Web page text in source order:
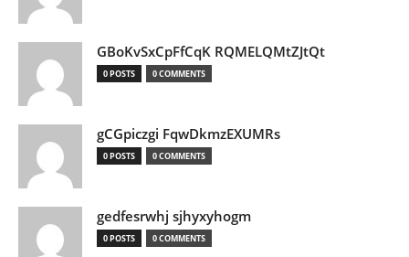
GBoKvSxCpFfCqK RQMELQMtZJtQt
0 POSTS 0 COMMENTS
gCGpiczgi FqwDkmzEXUMRs
0 POSTS 0 COMMENTS
gedfesrwhj sjhyxyhogm
0 POSTS 0 COMMENTS